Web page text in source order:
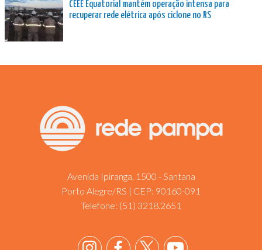
CEEE Equatorial mantém operação intensa para
recuperar rede elétrica após ciclone no RS
Avenida Ipiranga, 1500 - Santana
Porto Alegre/RS | CEP: 90160-091
Telefone: (51) 3218.2651